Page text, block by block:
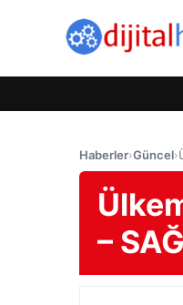
Haberler›Güncel›
–